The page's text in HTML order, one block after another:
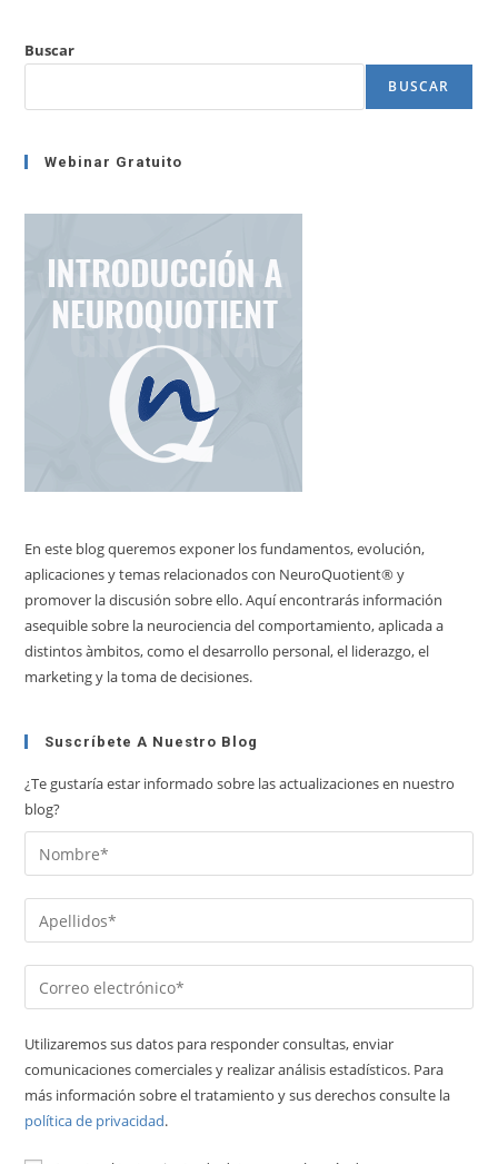
Buscar
BUSCAR
Webinar Gratuito
En este blog queremos exponer los fundamentos, evolución,
aplicaciones y temas relacionados con NeuroQuotient® y
promover la discusión sobre ello. Aquí encontrarás información
asequible sobre la neurociencia del comportamiento, aplicada a
distintos àmbitos, como el desarrollo personal, el liderazgo, el
marketing y la toma de decisiones.
Suscríbete A Nuestro Blog
¿Te gustaría estar informado sobre las actualizaciones en nuestro
blog?
Utilizaremos sus datos para responder consultas, enviar
comunicaciones comerciales y realizar análisis estadísticos. Para
más información sobre el tratamiento y sus derechos consulte la
política de privacidad.